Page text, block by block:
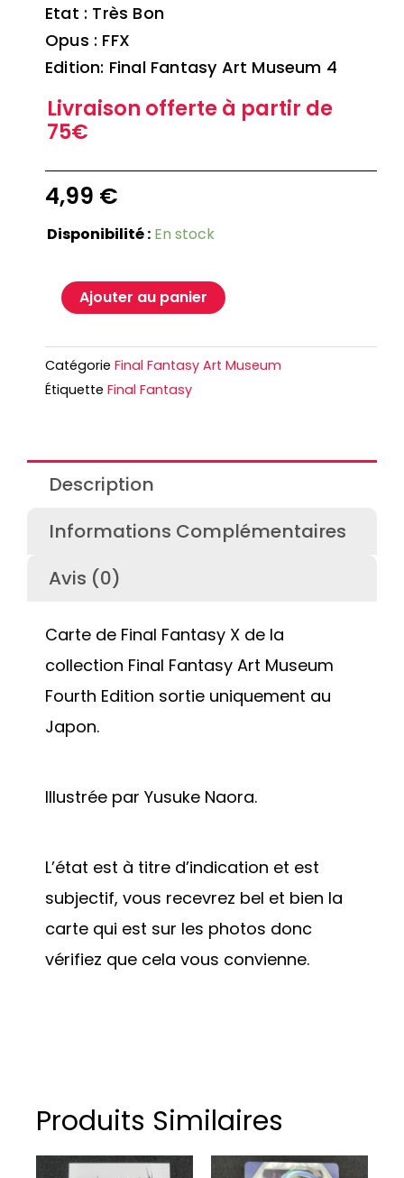
Etat : Très Bon
Opus : FFX
Edition: Final Fantasy Art Museum 4
Livraison offerte à partir de
75€
4,99 €
Disponibilité : En stock
Ajouter au panier
Catégorie Final Fantasy Art Museum
Étiquette Final Fantasy
Description
Informations Complémentaires
Avis (0)
Carte de Final Fantasy X de la
collection Final Fantasy Art Museum
Fourth Edition sortie uniquement au
Japon.
Illustrée par Yusuke Naora.
L’état est à titre d’indication et est
subjectif, vous recevrez bel et bien la
carte qui est sur les photos donc
vérifiez que cela vous convienne.
Produits Similaires